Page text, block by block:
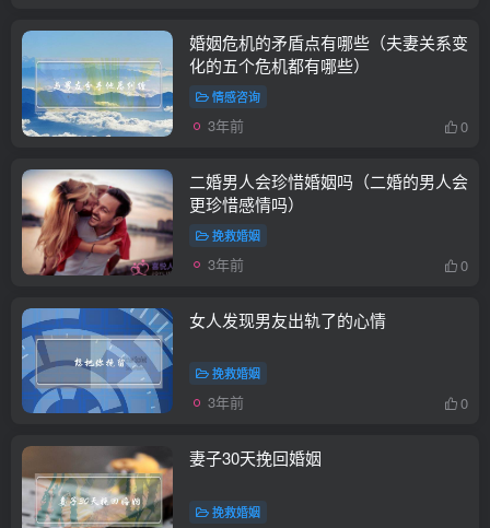
婚姻危机的矛盾点有哪些（夫妻关系变
化的五个危机都有哪些）
情感咨询
3年前 0
二婚男人会珍惜婚姻吗（二婚的男人会
更珍惜感情吗）
挽救婚姻
3年前 0
女人发现男友出轨了的心情
挽救婚姻
3年前 0
妻子30天挽回婚姻
挽救婚姻